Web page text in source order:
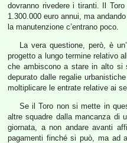
dovranno rivedere i tiranti. Il
1.300.000 euro annui, ma
la manutenzione c’entrano poco.
La vera questione, però, è
progetto a lungo termine relativo
che ambiscono a stare in alto si
depurato dalle regalie
moltiplicare le entrate relative ai
Se il Toro non si mette in
altre squadre dalla mancanza di
giornata, a non andare avanti
pagamenti finché si può, ma ad